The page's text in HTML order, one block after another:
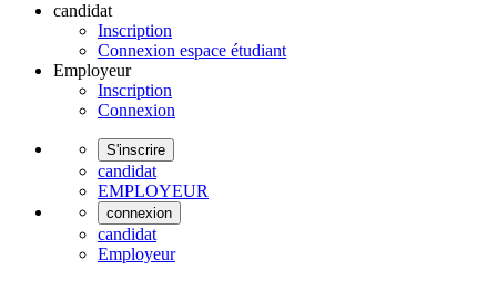
candidat
Inscription
Connexion espace étudiant
Employeur
Inscription
Connexion
S'inscrire
candidat
EMPLOYEUR
connexion
candidat
Employeur